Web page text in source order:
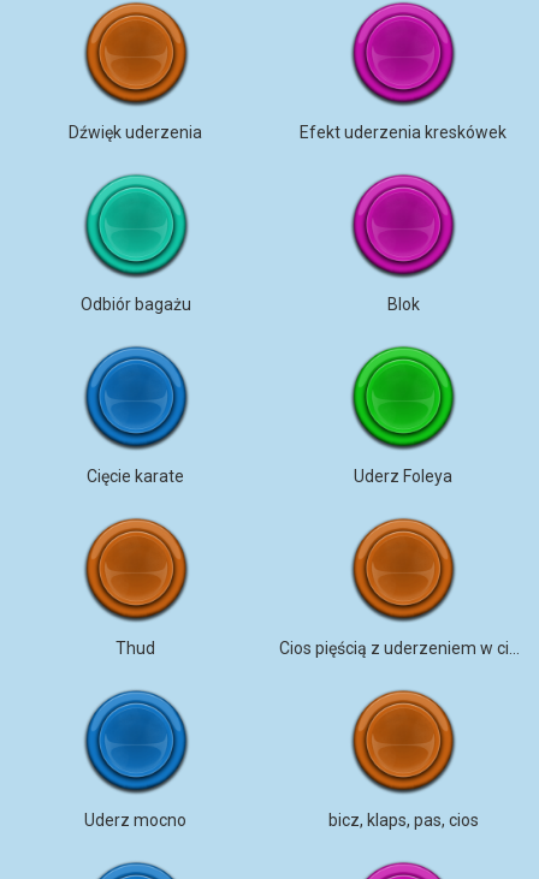
Dźwięk uderzenia Efekt uderzenia kreskówek
Odbiór bagażu Blok
Cięcie karate Uderz Foleya
Thud
Uderz mocno bicz, klaps, pas, cios